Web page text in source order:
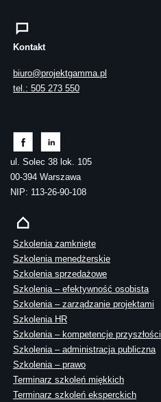
Kontakt
biuro@projektgamma.pl
tel.: 505 273 550
ul. Solec 38 lok. 105
00-394 Warszawa
NIP: 113-26-90-108
Szkolenia zamknięte
Szkolenia menedżerskie
Szkolenia sprzedażowe
Szkolenia – efektywność osobista
Szkolenia – zarządzanie projektami
Szkolenia HR
Szkolenia – kompetencje przyszłości
Szkolenia – administracja publiczna
Szkolenia – prawo
Terminarz szkoleń miękkich
Terminarz szkoleń eksperckich